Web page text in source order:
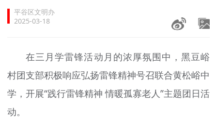
文明实践
未成年人思想道德建设
榜样人物
+
身边好人
平谷区文明办
2025-03-18
在三月学雷锋活动月的浓厚氛围中，黑豆峪
村团支部积极响应弘扬雷锋精神号召联合黄松峪中
学，开展“践行雷锋精神 情暖孤寡老人”主题团日活
动。